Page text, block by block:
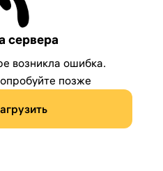
сервера
возникла ошибка.
позже